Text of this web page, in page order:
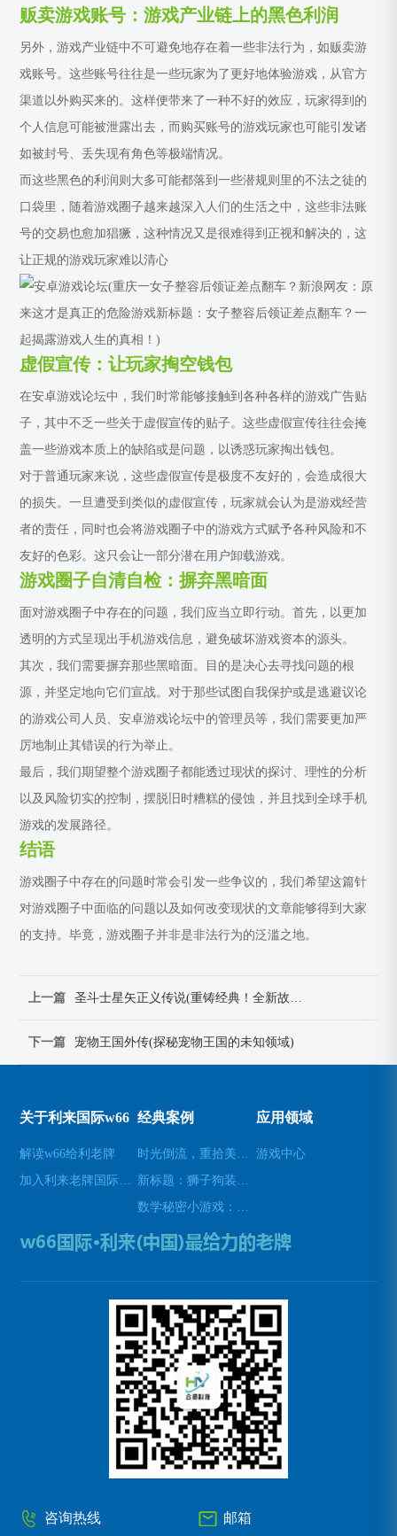
贩卖游戏账号：游戏产业链上的黑色利润
另外，游戏产业链中不可避免地存在着一些非法行为，如贩卖游
戏账号。这些账号往往是一些玩家为了更好地体验游戏，从官方
渠道以外购买来的。这样便带来了一种不好的效应，玩家得到的
个人信息可能被泄露出去，而购买账号的游戏玩家也可能引发诸
如被封号、丢失现有角色等极端情况。
而这些黑色的利润则大多可能都落到一些潜规则里的不法之徒的
口袋里，随着游戏圈子越来越深入人们的生活之中，这些非法账
号的交易也愈加猖獗，这种情况又是很难得到正视和解决的，这
让正规的游戏玩家难以清心
虚假宣传：让玩家掏空钱包
在安卓游戏论坛中，我们时常能够接触到各种各样的游戏广告贴
子，其中不乏一些关于虚假宣传的贴子。这些虚假宣传往往会掩
盖一些游戏本质上的缺陷或是问题，以诱惑玩家掏出钱包。
对于普通玩家来说，这些虚假宣传是极度不友好的，会造成很大
的损失。一旦遭受到类似的虚假宣传，玩家就会认为是游戏经营
者的责任，同时也会将游戏圈子中的游戏方式赋予各种风险和不
友好的色彩。这只会让一部分潜在用户卸载游戏。
游戏圈子自清自检：摒弃黑暗面
面对游戏圈子中存在的问题，我们应当立即行动。首先，以更加
透明的方式呈现出手机游戏信息，避免破坏游戏资本的源头。
其次，我们需要摒弃那些黑暗面。目的是决心去寻找问题的根
源，并坚定地向它们宣战。对于那些试图自我保护或是逃避议论
的游戏公司人员、安卓游戏论坛中的管理员等，我们需要更加严
厉地制止其错误的行为举止。
最后，我们期望整个游戏圈子都能透过现状的探讨、理性的分析
以及风险切实的控制，摆脱旧时糟糕的侵蚀，并且找到全球手机
游戏的发展路径。
结语
游戏圈子中存在的问题时常会引发一些争议的，我们希望这篇针
对游戏圈子中面临的问题以及如何改变现状的文章能够得到大家
的支持。毕竟，游戏圈子并非是非法行为的泛滥之地。
上一篇 圣斗士星矢正义传说(重铸经典！全新故事，圣斗士星矢燃情归来！)
下一篇 宠物王国外传(探秘宠物王国的未知领域)
关于利来国际w66
解读w66给利老牌
加入利来老牌国际官网app
经典案例
时光倒流，重拾美好瞬间(原标题：时光倒流，重拾美好瞬间新标题：重温过去，再次感受美好)
新标题：狮子狗装备推荐，让你成为无敌战士！(狮子狗装备推荐——打造无敌战士！)
数学秘密小游戏：挑战你的数学技能(挑战数学技能的密令：解开数学秘密小游戏的谜题)
应用领域
游戏中心
邮箱
咨询热线